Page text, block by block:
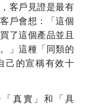
客戶見證是最有
戶會想：「這個
了這個產品並且
」這種「同類的
己的宣稱有效十
真實」和「具